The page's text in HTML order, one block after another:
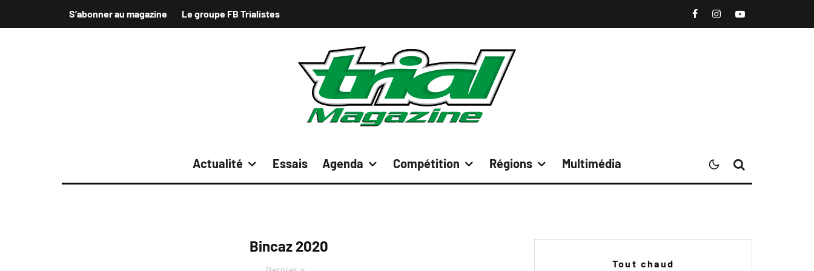
S’abonner au magazine Le groupe FB Trialistes
Actualité Essais Agenda Compétition Régions Multimédia
Bincaz 2020
Tout chaud